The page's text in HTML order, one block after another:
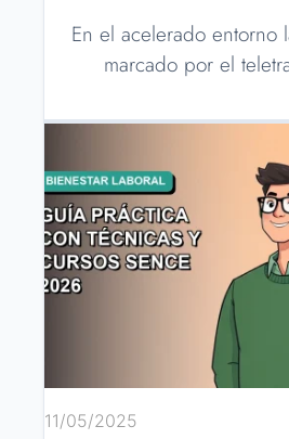
En el acelerado entorno
marcado por el
11/05/2025